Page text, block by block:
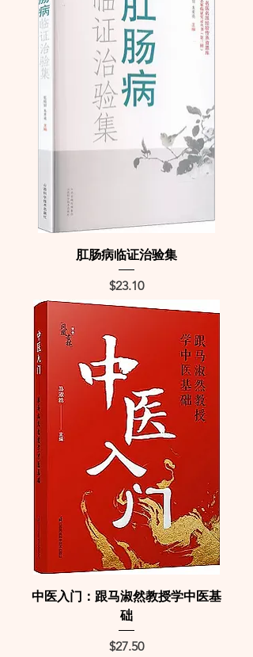
肛肠病临证治验集
Price
$23.10
中医入门：跟马淑然教授学中医基
础
Price
$27.50